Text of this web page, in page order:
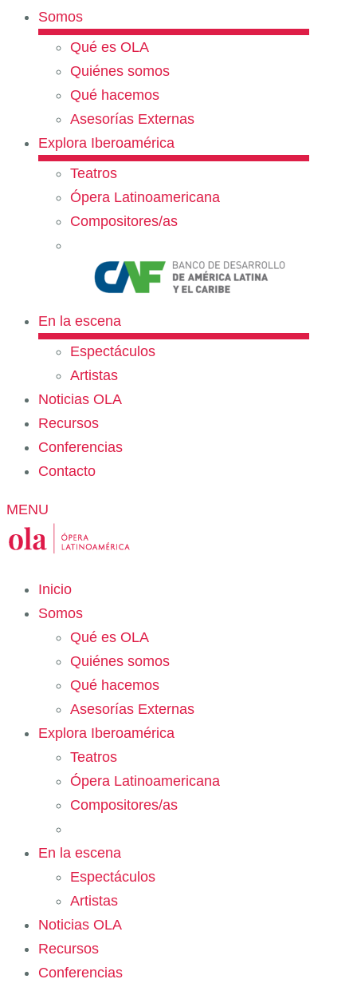
Somos
Qué es OLA
Quiénes somos
Qué hacemos
Asesorías Externas
Explora Iberoamérica
Teatros
Ópera Latinoamericana
Compositores/as
En la escena
Espectáculos
Artistas
Noticias OLA
Recursos
Conferencias
Contacto
MENU
Inicio
Somos
Qué es OLA
Quiénes somos
Qué hacemos
Asesorías Externas
Explora Iberoamérica
Teatros
Ópera Latinoamericana
Compositores/as
En la escena
Espectáculos
Artistas
Noticias OLA
Recursos
Conferencias